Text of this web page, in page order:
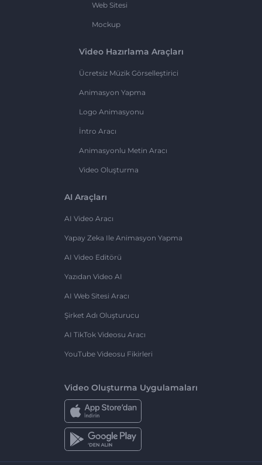
Web Sitesi
Mockup
Video Hazırlama Araçları
Ücretsiz Müzik Görselleştirici
Animasyon Yapma
Logo Animasyonu
İntro Aracı
Animasyonlu Metin Aracı
Video Oluşturma
AI Araçları
AI Video Aracı
Yapay Zeka Ile Animasyon Yapma
AI Video Editörü
Yazıdan Video AI
AI Web Sitesi Aracı
Şirket Adı Oluşturucu
AI TikTok Videosu Aracı
YouTube Videosu Fikirleri
Video Oluşturma Uygulamaları